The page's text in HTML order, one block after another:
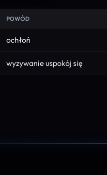
POWÓD
ochłoń
wyzywanie uspokój się